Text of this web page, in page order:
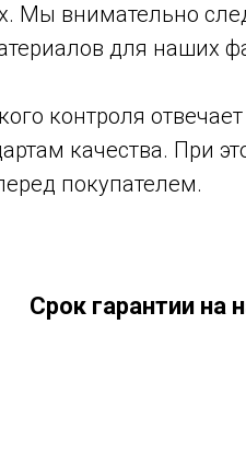
Мы внимательно
для наших
контроля
качества. При
покупателем.
Срок гарантии на